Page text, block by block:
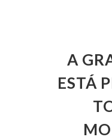
A
ESTÁ